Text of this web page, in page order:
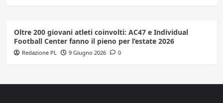
Oltre 200 giovani atleti coinvolti: AC47 e Individual
Football Center fanno il pieno per l’estate 2026
Redazione PL 9 Giugno 2026 0